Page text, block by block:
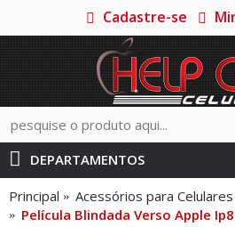
Cadastre-se
DEPARTAMENTOS
Principal Acessórios para Celulares
Película Blindada Verso Apple